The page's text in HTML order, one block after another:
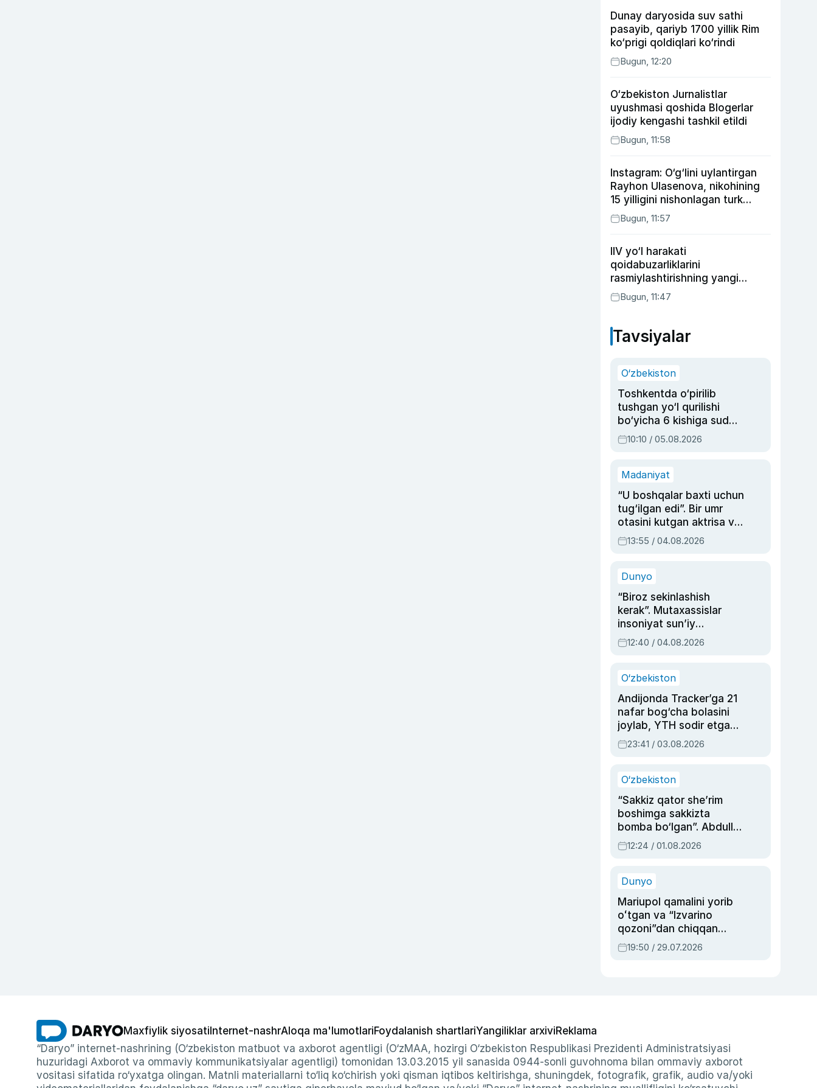
Dunay daryosida suv sathi
pasayib, qariyb 1700 yillik Rim
ko‘prigi qoldiqlari ko‘rindi
Bugun, 12:20
O‘zbekiston Jurnalistlar
uyushmasi qoshida Blogerlar
ijodiy kengashi tashkil etildi
Bugun, 11:58
Instagram: O‘g‘lini uylantirgan
Rayhon Ulasenova, nikohining
15 yilligini nishonlagan turk
aktyorlari va Kamelot qasriga
sayohat qilgan Zebo Rahimova
Bugun, 11:57
IIV yo‘l harakati
qoidabuzarliklarini
rasmiylashtirishning yangi
tartibini taklif qildi
Bugun, 11:47
Tavsiyalar
O‘zbekiston
Toshkentda o‘pirilib
tushgan yo‘l qurilishi
bo‘yicha 6 kishiga sud
hukmi o‘qildi
10:10 / 05.08.2026
Madaniyat
“U boshqalar baxti uchun
tug‘ilgan edi”. Bir umr
otasini kutgan aktrisa va
dublyaj ustasi Rimma
Ahmedovaning
13:55 / 04.08.2026
Dunyo
“Biroz sekinlashish
kerak”. Mutaxassislar
insoniyat sun’iy
intellektni boshqara
olmay qolishidan xavotir
12:40 / 04.08.2026
O‘zbekiston
Andijonda Tracker’ga 21
nafar bog‘cha bolasini
joylab, YTH sodir etgan
ayolga sud hukmi o‘qildi
23:41 / 03.08.2026
O‘zbekiston
“Sakkiz qator she’rim
boshimga sakkizta
bomba bo‘lgan”. Abdulla
Oripovni siyosiy
ayblovlardan asrab
12:24 / 01.08.2026
Dunyo
Mariupol qamalini yorib
oʻtgan va “Izvarino
qozoni”dan chiqqan
qahramon — Ukraina
armiyasi bosh
19:50 / 29.07.2026
Maxfiylik siyosati Internet-nashrAloqa ma'lumotlariFoydalanish shartlariYangiliklar arxiviReklama
“Daryo” internet-nashrining (O‘zbekiston matbuot va axborot agentligi (O‘zMAA, hozirgi O‘zbekiston Respublikasi Prezidenti Administratsiyasi
huzuridagi Axborot va ommaviy kommunikatsiyalar agentligi) tomonidan 13.03.2015 yil sanasida 0944-sonli guvohnoma bilan ommaviy axborot
vositasi sifatida ro‘yxatga olingan. Matnli materiallarni to‘liq ko‘chirish yoki qisman iqtibos keltirishga, shuningdek, fotografik, grafik, audio va/yoki